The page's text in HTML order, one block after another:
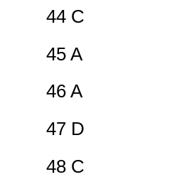
44 C
45 A
46 A
47 D
48 C